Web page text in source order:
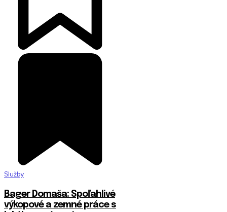
Služby
Bager Domaša: Spoľahlivé
výkopové a zemné práce s